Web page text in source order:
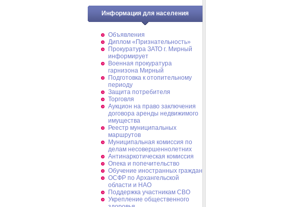
Информация для населения
Объявления
Диплом «Признательность»
Прокуратура ЗАТО г. Мирный
информирует
Военная прокуратура
гарнизона Мирный
Подготовка к отопительному
периоду
Защита потребителя
Торговля
Аукцион на право заключения
договора аренды недвижимого
имущества
Реестр муниципальных
маршрутов
Муниципальная комиссия по
делам несовершеннолетних
Антинаркотическая комиссия
Опека и попечительство
Обучение иностранных граждан
ОСФР по Архангельской
области и НАО
Поддержка участникам СВО
Укрепление общественного